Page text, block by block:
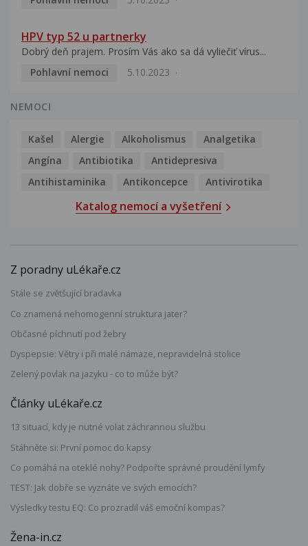
HPV typ 52 u partnerky
Dobrý deň prajem. Prosím Vás ako sa dá vyliečiť vírus...
Pohlavní nemoci
5.10.2023
NEMOCI
Kašel Alergie Alkoholismus
Analgetika
Angína
Antibiotika
Antidepresiva
Antihistaminika
Antikoncepce Antivirotika
Katalog nemocí a vyšetření
Z poradny uLékaře.cz
Stále se zvětšující bradavka
Co znamená nehomogenní struktura jater?
Občasné píchnutí pod žebry
Dyspepsie: Větry i při malé námaze, nepravidelná stolice
Zelený povlak na jazyku - co to může být?
Články uLékaře.cz
13 situací, kdy je nutné volat záchrannou službu
Stáhněte si: První pomoc do kapsy
Co pomáhá na oteklé nohy? Podpořte správné proudění lymfy
TEST: Jak dobře se vyznáte ve svých emocích?
Výsledky testu EQ: Co prozradil váš emoční kompas?
Žena-in.cz